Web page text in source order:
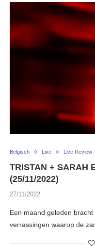
Belgisch Live Live Review
TRISTAN + SARAH
(25/11/2022)
27/11/2022
Een maand geleden
verrassingen waarop de